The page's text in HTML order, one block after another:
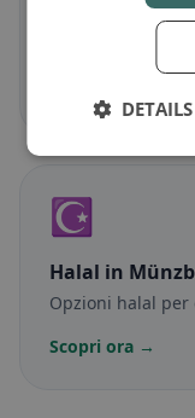
Senza glutine
Opzioni senza
☪️
Halal in
Opzioni halal per
Scopri ora →